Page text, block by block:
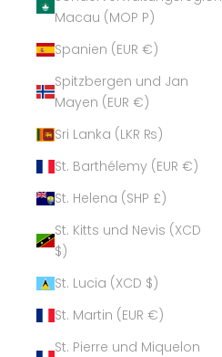
Macau (MOP P)
Spanien (EUR €)
Spitzbergen und Jan
Mayen (EUR €)
Sri Lanka (LKR ₨)
St. Barthélemy (EUR €)
St. Helena (SHP £)
St. Kitts und Nevis (XCD
$)
St. Lucia (XCD $)
St. Martin (EUR €)
St. Pierre und Miquelon